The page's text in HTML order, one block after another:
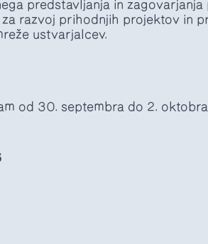
predstavljanja in zagovarjanja
razvoj prihodnjih projektov in
ustvarjalcev.
od 30. septembra do 2.